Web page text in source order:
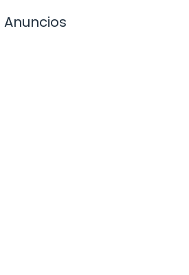
Anuncios